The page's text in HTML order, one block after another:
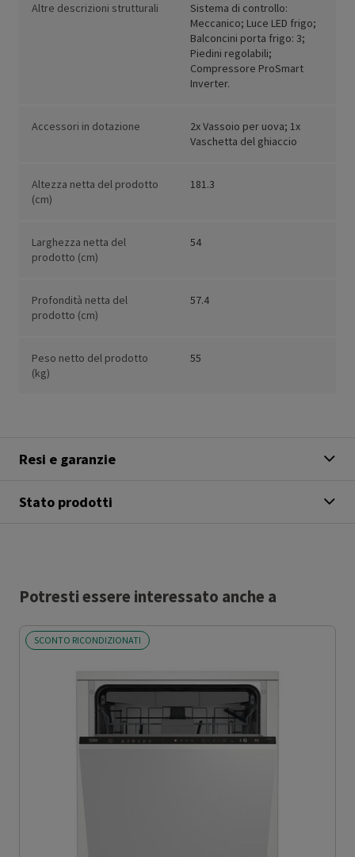
Altre descrizioni strutturali
Sistema di controllo:
Meccanico; Luce LED frigo;
Balconcini porta frigo: 3;
Piedini regolabili;
Compressore ProSmart
Inverter.
Accessori in dotazione
2x Vassoio per uova; 1x
Vaschetta del ghiaccio
Altezza netta del prodotto
(cm)
181.3
Larghezza netta del
prodotto (cm)
54
Profondità netta del
prodotto (cm)
57.4
Peso netto del prodotto
(kg)
55
Resi e garanzie
Stato prodotti
Potresti essere interessato anche a
SCONTO RICONDIZIONATI